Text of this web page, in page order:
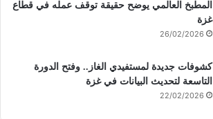
المطبخ العالمي يوضح حقيقة توقف عمله في قطاع
غزة
26/02/2026
كشوفات جديدة لمستفيدي الغاز.. وفتح الدورة
التاسعة لتحديث البيانات في غزة
22/02/2026